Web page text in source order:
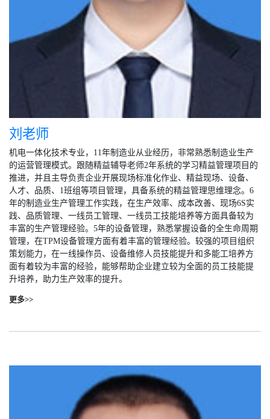
刘老师
机电一体化技术专业，11年制造业从业经历，非常熟悉制造业生产
的运营管理模式。跟随精益辅导老师2年系统的学习精益管理项目的
推进，并且主导负责企业开展现场标准化作业、精益现场、设备、
人才、品质、1班组等项目管理，具备系统的精益管理思维理念。6
年的制造业生产管理工作实践，在生产效率、成本改善、现场6S实
践、品质管理、一线员工管理、一线员工技能培养等方面具备较为
丰富的生产管理经验。5年的设备管理，熟悉掌握设备的全生命周期
管理，在TPM设备管理方面有着丰富的管理经验。较强的项目组织
策划能力，在一线操作员、设备维修人员技能提升和多能工培养方
面有着较为丰富的经验，能够帮助企业建立较为全面的员工技能提
升培养，助力生产效率的提升。
更多>>